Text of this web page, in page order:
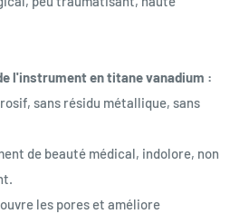
l'instrument en titane vanadium :
sans résidu métallique, sans
de beauté médical, indolore, non
les pores et améliore